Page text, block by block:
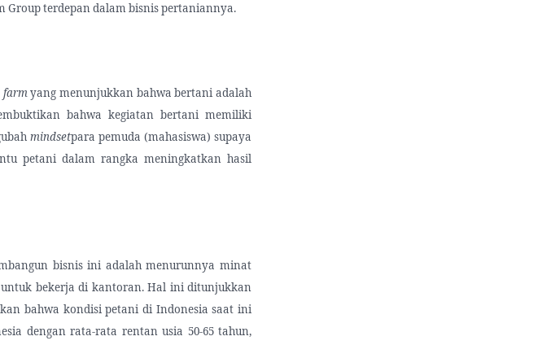
Group terdepan dalam bisnis pertaniannya.
farmyang menunjukkan bahwa bertani adalah
bahwa kegiatan bertani memiliki
mindsetpara pemuda (mahasiswa) supaya
petani dalam rangka meningkatkan hasil
bisnis ini adalah menurunnya minat
bekerja di kantoran. Hal ini ditunjukkan
bahwa kondisi petani di Indonesia saat ini
dengan rata-rata rentan usia 50-65 tahun,